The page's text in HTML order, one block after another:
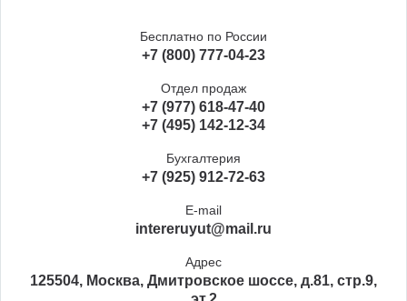
Бесплатно по России
+7 (800) 777-04-23
Отдел продаж
+7 (977) 618-47-40
+7 (495) 142-12-34
Бухгалтерия
+7 (925) 912-72-63
E-mail
intereruyut@mail.ru
Адрес
125504, Москва, Дмитровское шоссе, д.81, стр.9,